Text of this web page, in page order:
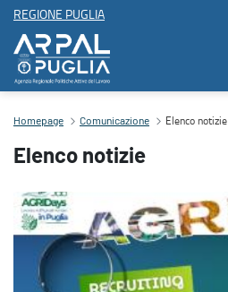
REGIONE PUGLIA
Elenco notizie
Contenuto principale
Homepage Comunicazione Elenco notizie
Elenco notizie